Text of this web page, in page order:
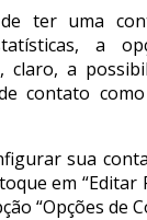
ter uma
a
claro, a
contato
sua
em “Editar
“Opções de